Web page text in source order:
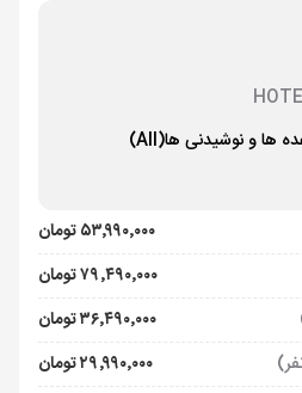
ها و نوشیدنی ها(All)
۵۳٬۹۹۰٬۰۰۰ تومان
۷۹٬۴۹۰٬۰۰۰ تومان
۳۶٬۴۹۰٬۰۰۰ تومان
۲۹٬۹۹۰٬۰۰۰ تومان